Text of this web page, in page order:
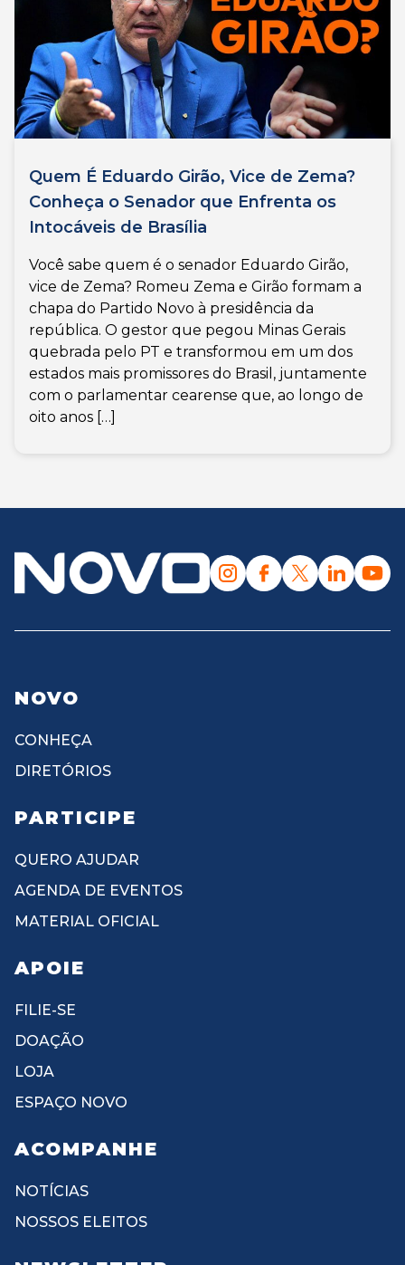
Quem É Eduardo Girão, Vice de Zema?
Conheça o Senador que Enfrenta os
Intocáveis de Brasília
Você sabe quem é o senador Eduardo Girão,
vice de Zema? Romeu Zema e Girão formam a
chapa do Partido Novo à presidência da
república. O gestor que pegou Minas Gerais
quebrada pelo PT e transformou em um dos
estados mais promissores do Brasil, juntamente
com o parlamentar cearense que, ao longo de
oito anos […]
NOVO
CONHEÇA
DIRETÓRIOS
PARTICIPE
QUERO AJUDAR
AGENDA DE EVENTOS
MATERIAL OFICIAL
APOIE
FILIE-SE
DOAÇÃO
LOJA
ESPAÇO NOVO
ACOMPANHE
NOTÍCIAS
NOSSOS ELEITOS